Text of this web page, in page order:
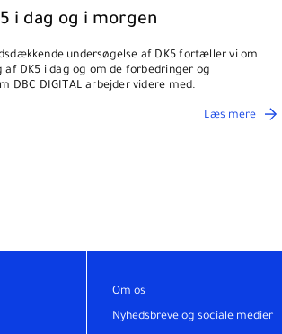
i dag og i morgen
undersøgelse af DK5 fortæller vi om
af DK5 i dag og om de forbedringer og
DBC DIGITAL arbejder videre med.
Læs mere
Om os
Nyhedsbreve og sociale medier